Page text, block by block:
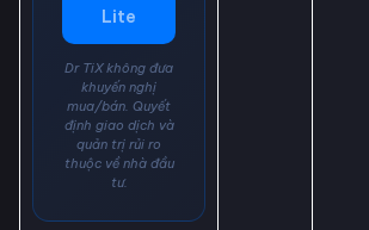
Lite
Dr TiX không đưa
khuyến nghị
mua/bán. Quyết
định giao dịch và
quản trị rủi ro
thuộc về nhà đầu
tư.